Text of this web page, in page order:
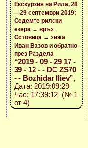
Екскурзия на Рила, 28
—29 септември 2019:
Седемте рилски
езера → връх
Остовица → хижа
Иван Вазов и обратно
през Раздела
“2019 - 09 - 29 17 -
39 - 12 - - DC ZS70
- - Bozhidar Iliev”,
Дата: 2019:09:29,
Час: 17:39:12 (№ 1
от 4)